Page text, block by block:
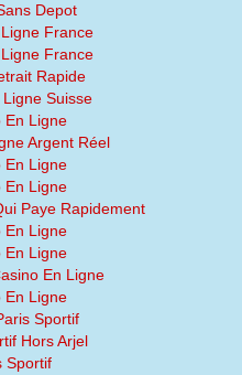
Depot
France
France
Rapide
Suisse
En Ligne
Argent Réel
En Ligne
En Ligne
Paye Rapidement
En Ligne
En Ligne
En Ligne
En Ligne
Sportif
Hors Arjel
Sportif